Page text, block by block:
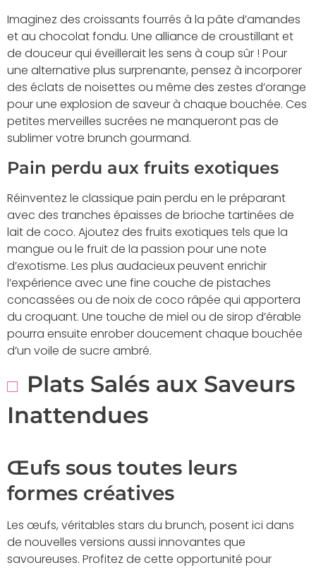
Imaginez des croissants fourrés à la pâte d’amandes
et au chocolat fondu. Une alliance de croustillant et
de douceur qui éveillerait les sens à coup sûr ! Pour
une alternative plus surprenante, pensez à incorporer
des éclats de noisettes ou même des zestes d’orange
pour une explosion de saveur à chaque bouchée. Ces
petites merveilles sucrées ne manqueront pas de
sublimer votre brunch gourmand.
Pain perdu aux fruits exotiques
Réinventez le classique pain perdu en le préparant
avec des tranches épaisses de brioche tartinées de
lait de coco. Ajoutez des fruits exotiques tels que la
mangue ou le fruit de la passion pour une note
d’exotisme. Les plus audacieux peuvent enrichir
l’expérience avec une fine couche de pistaches
concassées ou de noix de coco râpée qui apportera
du croquant. Une touche de miel ou de sirop d’érable
pourra ensuite enrober doucement chaque bouchée
d’un voile de sucre ambré.
Plats Salés aux Saveurs
Inattendues
Œufs sous toutes leurs
formes créatives
Les œufs, véritables stars du brunch, posent ici dans
de nouvelles versions aussi innovantes que
savoureuses. Profitez de cette opportunité pour